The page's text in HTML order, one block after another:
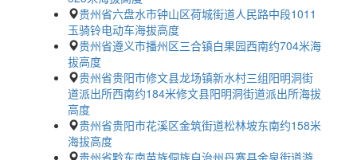
贵州省六盘水市钟山区荷城街道人民路中段1011
玉骑铃电动车海拔高度
贵州省遵义市播州区三合镇白果园西南约704米海
拔高度
贵州省贵阳市修文县龙场镇新水村三组阳明洞街
道派出所西南约184米修文县阳明洞街道派出所海拔
高度
贵州省贵阳市花溪区金筑街道松林坡东南约158米
海拔高度
贵州省黔东南苗族侗族自治州丹寨县金泉街道游